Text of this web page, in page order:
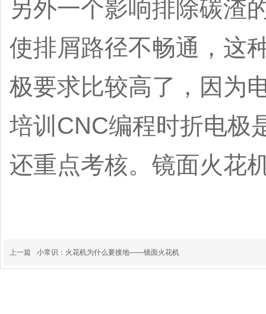
另外一个影响排除碳渣
使排屑路径不畅通，这
极要求比较高了，因为
培训CNC编程时折电极
还重点考核。镜面火花
上一篇 小常识：火花机为什么要接地——镜面火花机